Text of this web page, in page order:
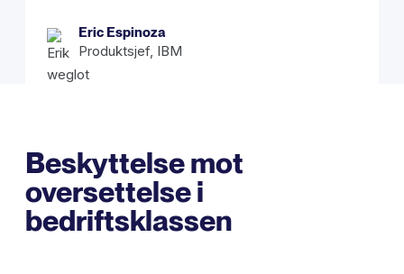
Eric Espinoza
Produktsjef, IBM
Beskyttelse mot
oversettelse i
bedriftsklassen